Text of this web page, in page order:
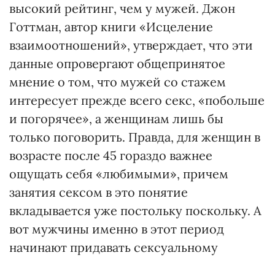
высокий рейтинг, чем у мужей. Джон
Готтман, автор книги «Исцеление
взаимоотношений», утверждает, что эти
данные опровергают общепринятое
мнение о том, что мужей со стажем
интересует прежде всего секс, «побольше
и погорячее», а женщинам лишь бы
только поговорить. Правда, для женщин в
возрасте после 45 гораздо важнее
ощущать себя «любимыми», причем
занятия сексом в это понятие
вкладывается уже постольку поскольку. А
вот мужчины именно в этот период
начинают придавать сексуальному